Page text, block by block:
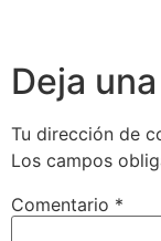
Deja
Tu dirección de
Los campos
Comentario *